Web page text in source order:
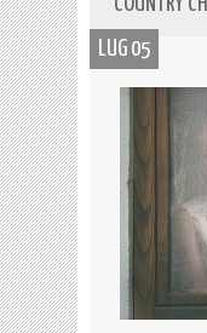
LUG 05